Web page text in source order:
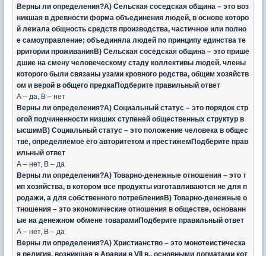
Верны ли определения?А) Сельская соседская община – это воз
никшая в древности форма объединения людей, в основе которо
й лежала общность средств производства, частичное или полно
е самоуправление; объединяла людей по принципу единства те
рритории проживанияВ) Сельская соседская община – это прише
дшие на смену человеческому стаду коллективы людей, члены
которого были связаны узами кровного родства, общим хозяйств
ом и верой в общего предкаПодберите правильный ответ
А – да, В – нет
Верны ли определения?А) Социальный статус – это порядок стр
огой подчиненности низших ступеней общественных структур в
ысшимВ) Социальный статус – это положение человека в общес
тве, определяемое его авторитетом и престижемПодберите прав
ильный ответ
А – нет, В – да
Верны ли определения?А) Товарно-денежные отношения – это т
ип хозяйства, в котором все продукты изготавливаются не для п
родажи, а для собственного потребленияВ) Товарно-денежные о
тношения – это экономические отношения в обществе, основанн
ые на денежном обмене товарамиПодберите правильный ответ
А – нет, В – да
Верны ли определения?А) Христианство – это монотеистическа
я религия, возникшая в Аравии в VII в., основными догматами кот